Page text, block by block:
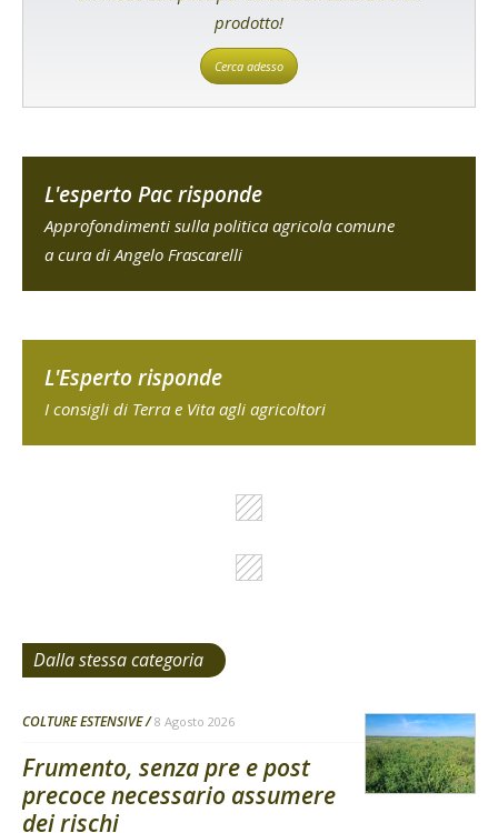
prodotto!
Cerca adesso
L'esperto Pac risponde
Approfondimenti sulla politica agricola comune
a cura di Angelo Frascarelli
L'Esperto risponde
I consigli di Terra e Vita agli agricoltori
Dalla stessa categoria
COLTURE ESTENSIVE 8 Agosto 2026
Frumento, senza pre e post
precoce necessario assumere
dei rischi